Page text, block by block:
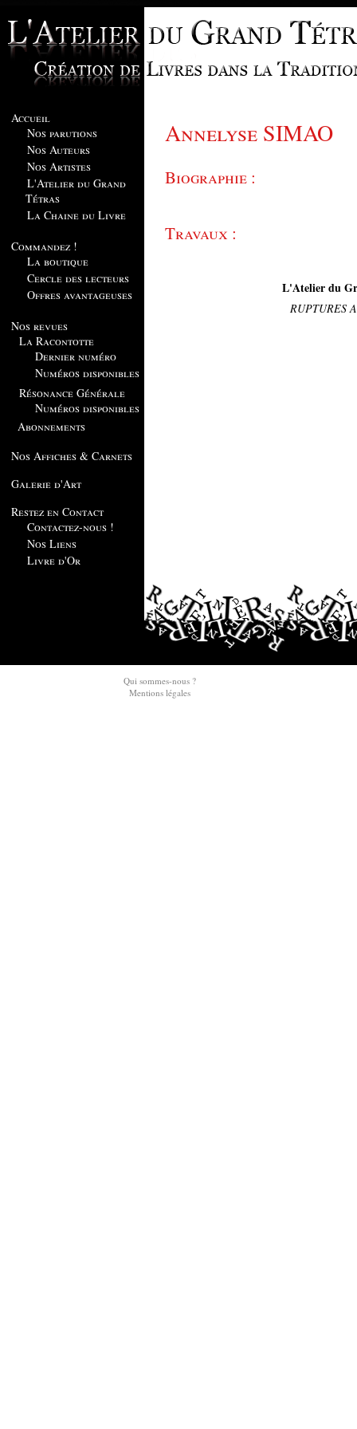
Accueil
Nos parutions
Nos Auteurs
Nos Artistes
L'Atelier du Grand
Tétras
La Chaine du Livre
Commandez !
La boutique
Cercle des lecteurs
Offres avantageuses
Nos revues
La Racontotte
Dernier numéro
Numéros disponibles
Résonance Générale
Numéros disponibles
Abonnements
Nos Affiches & Carnets
Galerie d'Art
Restez en Contact
Contactez-nous !
Nos Liens
Livre d'Or
Annelyse SIMAO
Biographie :
Travaux :
L'Atelier du
RUPTURES
Qui sommes-nous ?
Mentions légales